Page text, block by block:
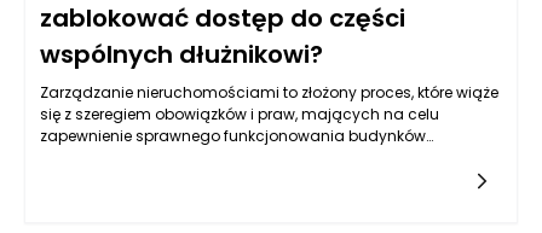
zablokować dostęp do części
wspólnych dłużnikowi?
Zarządzanie nieruchomościami to złożony proces, które wiąże
się z szeregiem obowiązków i praw, mających na celu
zapewnienie sprawnego funkcjonowania budynków